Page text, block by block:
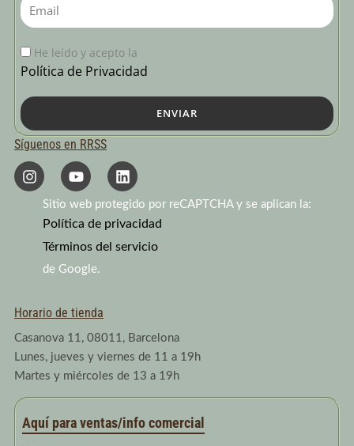
He leído y acepto la
Política de Privacidad
ENVIAR
Síguenos en RRSS
I
n
s
Y
o
u
t
u
b
L
i
n
k
e
d
Sitio web protegido por reCAPTCHA y se aplican la:
Política de privacidad
Términos del servicio
de Google.
Horario de tienda
Casanova 11, 08011, Barcelona
Lunes, jueves y viernes de 11 a 19h
Martes y miércoles de 13 a 19h
Aquí para ventas/info comercial